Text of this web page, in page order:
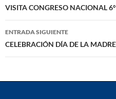
de
entradas
VISITA CONGRESO NACIONAL
ENTRADA SIGUIENTE
CELEBRACIÓN DÍA DE LA MADRE